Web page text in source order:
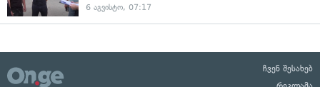
6 აგვისტო, 07:17
ჩვენ შესახებ